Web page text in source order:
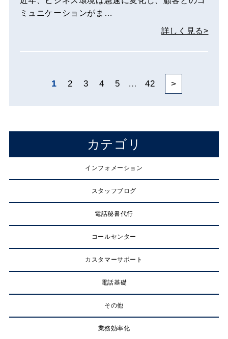
ミュニケーションがま…
詳しく見る>
1 2 3 4 5 … 42 >
カテゴリ
インフォメーション
スタッフブログ
電話秘書代行
コールセンター
カスタマーサポート
電話基礎
その他
業務効率化